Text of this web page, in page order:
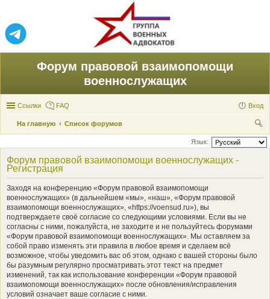
Форум правовой взаимопомощи
военнослужащих
Ссылки FAQ Вход
На главную
Список форумов
ои
Язык:
Форум правовой взаимопомощи военнослужащих -
Регистрация
Заходя на конференцию «Форум правовой взаимопомощи
военнослужащих» (в дальнейшем «мы», «наш», «Форум правовой
взаимопомощи военнослужащих», «https://voensud.ru»), вы
подтверждаете своё согласие со следующими условиями. Если вы не
согласны с ними, пожалуйста, не заходите и не пользуйтесь форумами
«Форум правовой взаимопомощи военнослужащих». Мы оставляем за
собой право изменять эти правила в любое время и сделаем всё
возможное, чтобы уведомить вас об этом, однако с вашей стороны было
бы разумным регулярно просматривать этот текст на предмет
изменений, так как использование конференции «Форум правовой
взаимопомощи военнослужащих» после обновления/исправления
условий означает ваше согласие с ними.